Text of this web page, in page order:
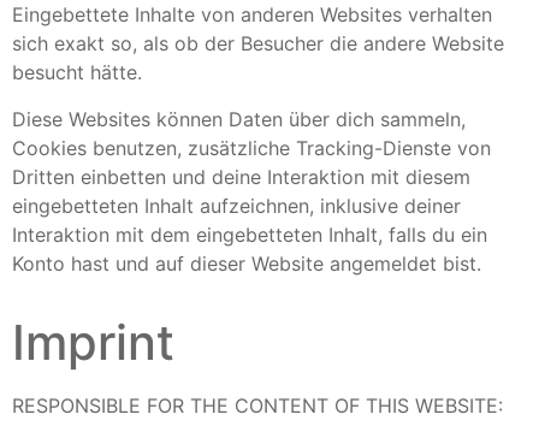
Eingebettete Inhalte von anderen Websites verhalten
sich exakt so, als ob der Besucher die andere Website
besucht hätte.
Diese Websites können Daten über dich sammeln,
Cookies benutzen, zusätzliche Tracking-Dienste von
Dritten einbetten und deine Interaktion mit diesem
eingebetteten Inhalt aufzeichnen, inklusive deiner
Interaktion mit dem eingebetteten Inhalt, falls du ein
Konto hast und auf dieser Website angemeldet bist.
Imprint
RESPONSIBLE FOR THE CONTENT OF THIS WEBSITE: